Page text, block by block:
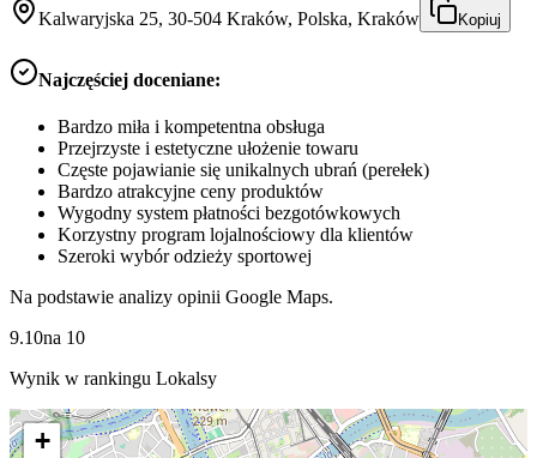
Kalwaryjska 25, 30-504 Kraków, Polska, Kraków Kopiuj
Najczęściej doceniane:
Bardzo miła i kompetentna obsługa
Przejrzyste i estetyczne ułożenie towaru
Częste pojawianie się unikalnych ubrań (perełek)
Bardzo atrakcyjne ceny produktów
Wygodny system płatności bezgotówkowych
Korzystny program lojalnościowy dla klientów
Szeroki wybór odzieży sportowej
Na podstawie analizy opinii Google Maps.
9.10na 10
Wynik w rankingu Lokalsy
+